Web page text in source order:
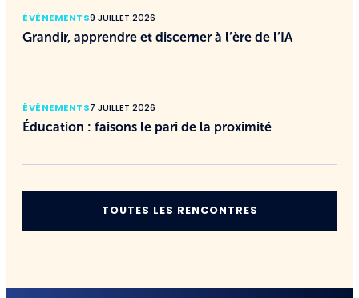
ÉVÉNEMENTS9 JUILLET 2026
Grandir, apprendre et discerner à l’ère de l’IA
ÉVÉNEMENTS7 JUILLET 2026
Éducation : faisons le pari de la proximité
TOUTES LES RENCONTRES